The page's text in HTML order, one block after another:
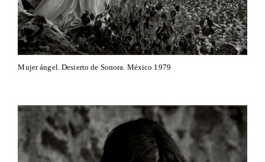
Mujer ángel. Desierto de Sonora. México 1979